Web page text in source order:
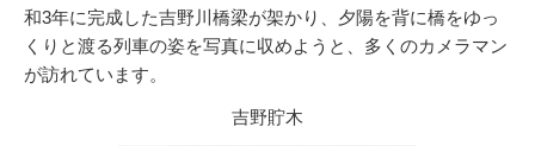
和3年に完成した吉野川橋梁が架かり、夕陽を背に橋をゆっ
くりと渡る列車の姿を写真に収めようと、多くのカメラマン
が訪れています。
吉野貯木